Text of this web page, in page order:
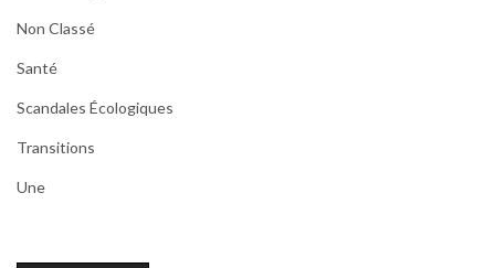
Non Classé
Santé
Scandales Écologiques
Transitions
Une